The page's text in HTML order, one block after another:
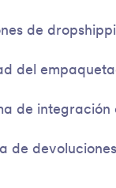
de
del
de
de